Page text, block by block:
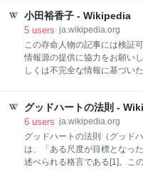
小田裕香子 - Wikipedia
5 users ja.wikipedia.org
この存命人物の記事には検証
情報源の提供に協力をお願い
しくは不完全な情報に基づい
NDL · dlib.jp · ジャパンサーチ
かこ）は、日本の細胞生物学
命科学研究科 附属生命情報解
[2]。日本細胞生物学会理事（
（2022年4月〜2026年6月）
グッドハートの法則 -
6 users ja.wikipedia.org
グッドハートの法則（グッド
は、「ある尺度が目標となっ
述べられる格言である[1]。こ